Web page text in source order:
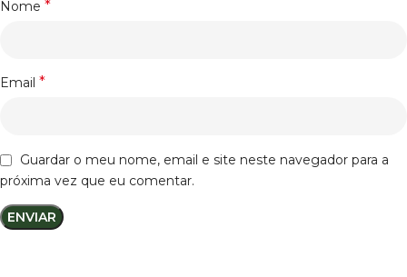
Nome *
Email *
Guardar o meu nome, email e site neste navegador para a
próxima vez que eu comentar.